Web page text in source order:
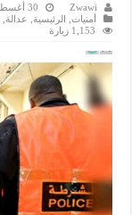
Zwawi
30 أغسطس 2023
أمنيات الرئيسية عدالة
1,153 زيارة